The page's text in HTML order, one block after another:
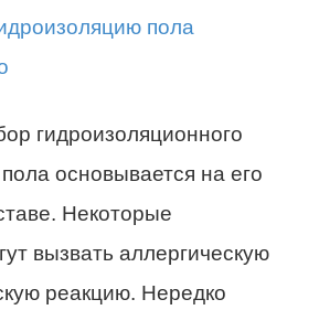
гидроизоляционного
основывается на его
Некоторые
вызвать аллергическую
реакцию. Нередко